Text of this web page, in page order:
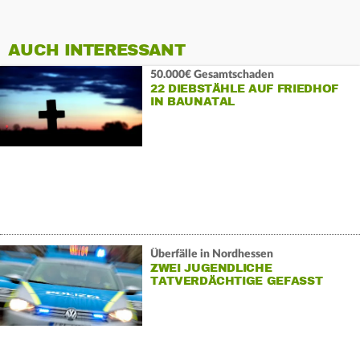
AUCH INTERESSANT
50.000€ Gesamtschaden
22 DIEBSTÄHLE AUF FRIEDHOF
IN BAUNATAL
Überfälle in Nordhessen
ZWEI JUGENDLICHE
TATVERDÄCHTIGE GEFASST